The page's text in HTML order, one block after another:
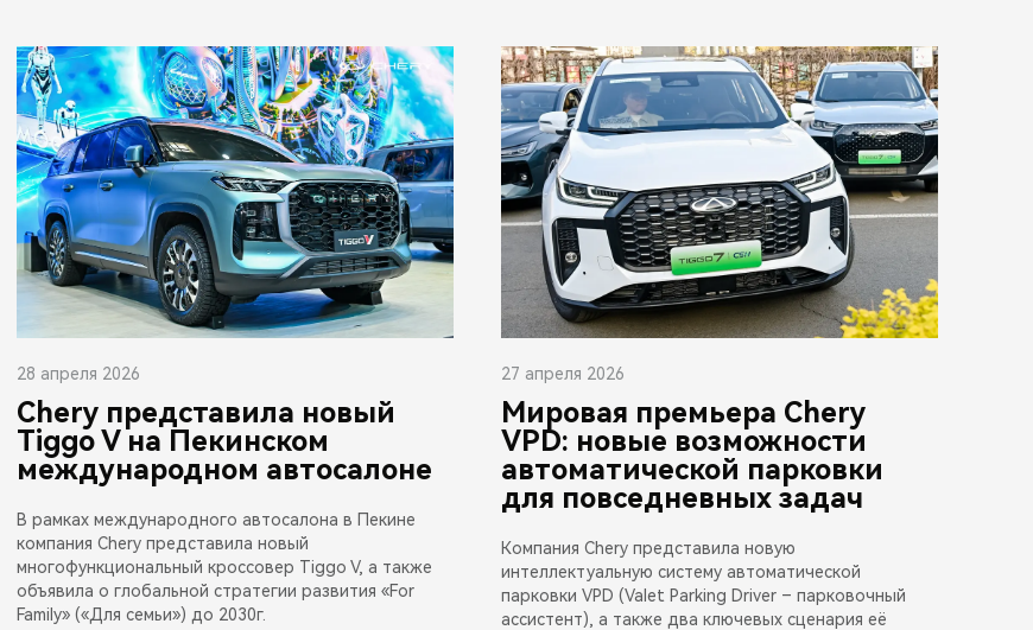
28 апреля 2026
Chery представила новый
Tiggo V на Пекинском
международном автосалоне
В рамках международного автосалона в Пекине
компания Chery представила новый
многофункциональный кроссовер Tiggo V, а также
объявила о глобальной стратегии развития «For
Family» («Для семьи») до 2030г.
27 апреля 2026
Мировая премьера Chery
VPD: новые возможности
автоматической парковки
для повседневных задач
Компания Chery представила новую
интеллектуальную систему автоматической
парковки VPD (Valet Parking Driver – парковочный
ассистент), а также два ключевых сценария её